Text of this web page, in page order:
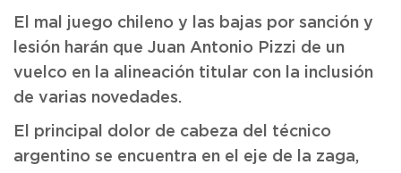
El mal juego chileno y las bajas por sanción y
lesión harán que Juan Antonio Pizzi de un
vuelco en la alineación titular con la inclusión
de varias novedades.
El principal dolor de cabeza del técnico
argentino se encuentra en el eje de la zaga,